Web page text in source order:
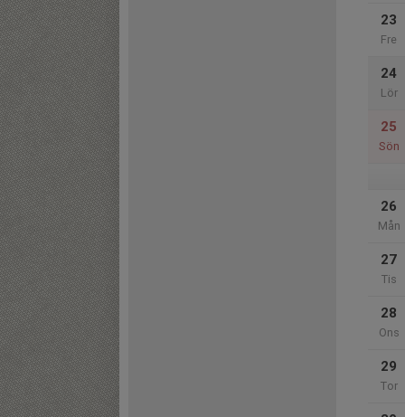
23
Fre
24
Lör
25
Sön
26
Mån
27
Tis
28
Ons
29
Tor